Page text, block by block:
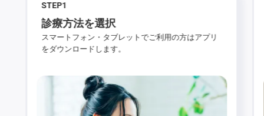
STEP1
診療方法を選択
スマートフォン・タブレットでご利用の方はアプリ
をダウンロードします。